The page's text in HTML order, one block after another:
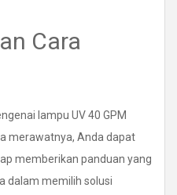
Cara
lampu UV 40 GPM
merawatnya, Anda dapat
memberikan panduan yang
dalam memilih solusi